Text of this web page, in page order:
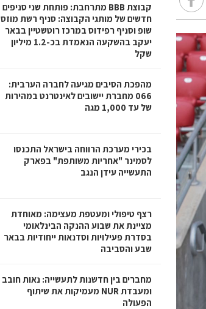
קבוצת BBB מתרחבת: פותחת שני סניפים
חדשים של מותגי הקבוצה: סניף רשת מוזס
שופ וסניף רפידוס במרכז רוטשטיין בבאר
יעקב בהשקעה הנאמדת בכ-1.2 מיליון
שקל
מהפכת הסיבים מגיעה לחברה הערבית:
066 מחברת יישובים לאינטרנט במהירות
של עד 1,000 מגה
בכירי מערכת הרווחה בישראל התכנסו
לסמינר "אחריות משותפת" בפארק
התעשייה עידן הנגב
רצף טיפולי ומעטפת מעצימה: מאוחדת
מציינת את שבוע ההנקה הבינלאומי
בסדרת פעילויות וסדנאות ייחודיות בבאר
שבע והסביבה
מחברים בין חדשנות לתעשייה: נאות חובב
ומעבדת NUR מעמיקות את שיתוף
הפעולה